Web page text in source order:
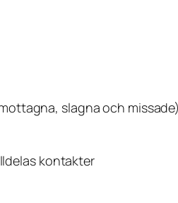
slagna och
kontakter